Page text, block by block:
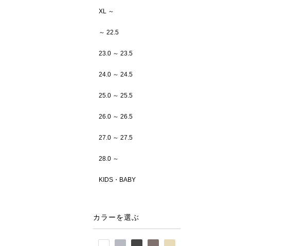
XL ～
～ 22.5
23.0 ～ 23.5
24.0 ～ 24.5
25.0 ～ 25.5
26.0 ～ 26.5
27.0 ～ 27.5
28.0 ～
KIDS・BABY
カラーを選ぶ